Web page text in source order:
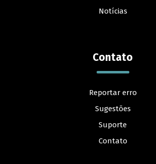
Notícias
Contato
Reportar erro
Sugestões
Suporte
Contato